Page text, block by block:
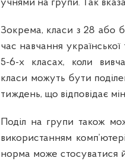
учнями на групи. Так
Зокрема, класи з 28 або
час навчання
5-6-х класах, коли
класи можуть бути
тиждень, що відповідає
Поділ на групи також
використанням
норма може стосуватися